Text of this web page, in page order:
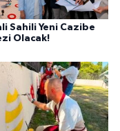
Sahili Yeni Cazibe
Olacak!